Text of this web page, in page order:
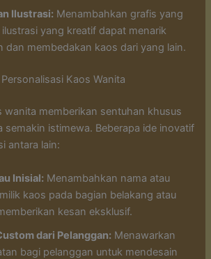
Ilustrasi: Menambahkan grafis yang
yang kreatif dapat menarik
dan membedakan kaos dari yang lain.
Kaos Wanita
wanita memberikan sentuhan khusus
semakin istimewa. Beberapa ide inovatif
antara lain:
Inisial: Menambahkan nama atau
kaos pada bagian belakang atau
kesan eksklusif.
dari Pelanggan: Menawarkan
bagi pelanggan untuk mendesain